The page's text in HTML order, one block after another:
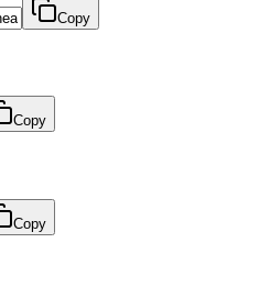
Copy
Copy
Copy